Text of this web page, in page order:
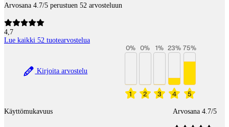
Arvosana 4.7/5 perustuen 52 arvosteluun
4,7
Lue kaikki 52 tuotearvostelua
Kirjoita arvostelu
1
0%
2
0%
3
1%
4
23%
5
75%
Käyttömukavuus Arvosana 4.7/5